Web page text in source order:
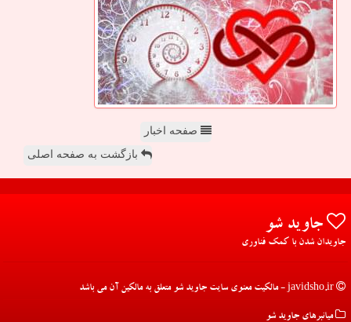
صفحه اخبار
بازگشت به صفحه اصلی
جاوید شو
جاویدان شدن با کمک فناوری
میانبرهای جاوید شو